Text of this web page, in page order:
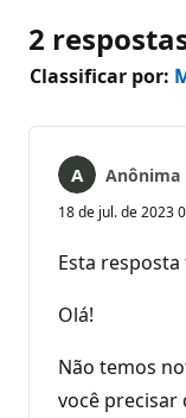
2
Classificar por:
Anônima
18 de jul. de 2023
Esta
Olá!
Não temos
você precisar